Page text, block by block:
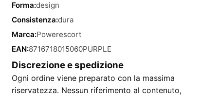
Forma:design
Consistenza:dura
Marca:Powerescort
EAN:8716718015060PURPLE
Discrezione e spedizione
Ogni ordine viene preparato con la massima
riservatezza. Nessun riferimento al contenuto,